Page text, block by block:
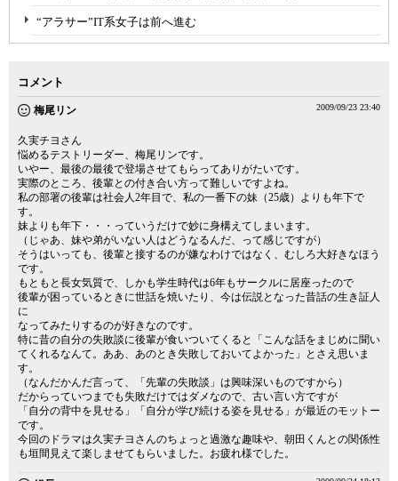
“アラサー”IT系女子は前へ進む
コメント
梅尾リン 2009/09/23 23:40
久実チヨさん
悩めるテストリーダー、梅尾リンです。
いやー、最後の最後で登場させてもらってありがたいです。
実際のところ、後輩との付き合い方って難しいですよね。
私の部署の後輩は社会人2年目で、私の一番下の妹（25歳）よりも年下で
す。
妹よりも年下・・・っていうだけで妙に身構えてしまいます。
（じゃあ、妹や弟がいない人はどうなるんだ、って感じですが）
そうはいっても、後輩と接するのが嫌なわけではなく、むしろ大好きなほう
です。
もともと長女気質で、しかも学生時代は6年もサークルに居座ったので
後輩が困っているときに世話を焼いたり、今は伝説となった昔話の生き証人
に
なってみたりするのが好きなのです。
特に昔の自分の失敗談に後輩が食いついてくると「こんな話をまじめに聞い
てくれるなんて。ああ、あのとき失敗しておいてよかった」とさえ思いま
す。
（なんだかんだ言って、「先輩の失敗談」は興味深いものですから）
だからっていつまでも失敗だけではダメなので、古い言い方ですが
「自分の背中を見せる」「自分が学び続ける姿を見せる」が最近のモットー
です。
今回のドラマは久実チヨさんのちょっと過激な趣味や、朝田くんとの関係性
も垣間見えて楽しませてもらいました。お疲れ様でした。